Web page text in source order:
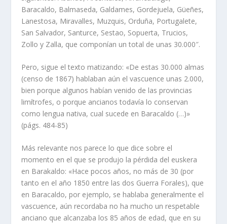
Baracaldo, Balmaseda, Galdames, Gordejuela, Güeñes,
Lanestosa, Miravalles, Muzquis, Orduña, Portugalete,
San Salvador, Santurce, Sestao, Sopuerta, Trucios,
Zollo y Zalla, que componían un total de unas 30.000″.
Pero, sigue el texto matizando: «De estas 30.000 almas
(censo de 1867) hablaban aún el vascuence unas 2.000,
bien porque algunos habían venido de las provincias
limítrofes, o porque ancianos todavía lo conservan
como lengua nativa, cual sucede en Baracaldo (…)»
(págs. 484-85)
Más relevante nos parece lo que dice sobre el
momento en el que se produjo la pérdida del euskera
en Barakaldo: «Hace pocos años, no más de 30 (por
tanto en el año 1850 entre las dos Guerra Forales), que
en Baracaldo, por ejemplo, se hablaba generalmente el
vascuence, aún recordaba no ha mucho un respetable
anciano que alcanzaba los 85 años de edad, que en su